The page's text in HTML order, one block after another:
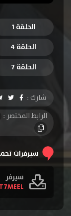
الحلقة 1
الحلقة 4
الحلقة 7
الحلقة 10
الحلقة 13
الحلقة 22
شارك :
الرابط المختصر :
سيرفرات
سيرفر
T7MEEL